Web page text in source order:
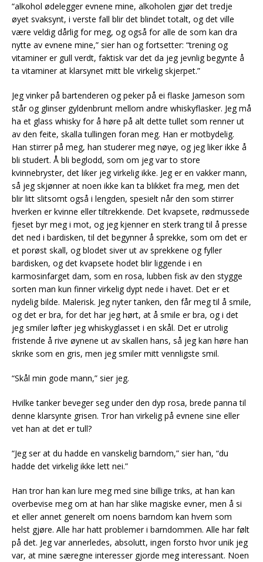
“alkohol ødelegger evnene mine, alkoholen gjør det tredje
øyet svaksynt, i verste fall blir det blindet totalt, og det ville
være veldig dårlig for meg, og også for alle de som kan dra
nytte av evnene mine,” sier han og fortsetter: “trening og
vitaminer er gull verdt, faktisk var det da jeg jevnlig begynte å
ta vitaminer at klarsynet mitt ble virkelig skjerpet.”
Jeg vinker på bartenderen og peker på ei flaske Jameson som
står og glinser gyldenbrunt mellom andre whiskyflasker. Jeg må
ha et glass whisky for å høre på alt dette tullet som renner ut
av den feite, skalla tullingen foran meg. Han er motbydelig.
Han stirrer på meg, han studerer meg nøye, og jeg liker ikke å
bli studert. Å bli beglodd, som om jeg var to store
kvinnebryster, det liker jeg virkelig ikke. Jeg er en vakker mann,
så jeg skjønner at noen ikke kan ta blikket fra meg, men det
blir litt slitsomt også i lengden, spesielt når den som stirrer
hverken er kvinne eller tiltrekkende. Det kvapsete, rødmussede
fjeset byr meg i mot, og jeg kjenner en sterk trang til å presse
det ned i bardisken, til det begynner å sprekke, som om det er
et porøst skall, og blodet siver ut av sprekkene og fyller
bardisken, og det kvapsete hodet blir liggende i en
karmosinfarget dam, som en rosa, lubben fisk av den stygge
sorten man kun finner virkelig dypt nede i havet. Det er et
nydelig bilde. Malerisk. Jeg nyter tanken, den får meg til å smile,
og det er bra, for det har jeg hørt, at å smile er bra, og i det
jeg smiler løfter jeg whiskyglasset i en skål. Det er utrolig
fristende å rive øynene ut av skallen hans, så jeg kan høre han
skrike som en gris, men jeg smiler mitt vennligste smil.
“Skål min gode mann,” sier jeg.
Hvilke tanker beveger seg under den dyp rosa, brede panna til
denne klarsynte grisen. Tror han virkelig på evnene sine eller
vet han at det er tull?
“Jeg ser at du hadde en vanskelig barndom,” sier han, “du
hadde det virkelig ikke lett nei.”
Han tror han kan lure meg med sine billige triks, at han kan
overbevise meg om at han har slike magiske evner, men å si
et eller annet generelt om noens barndom kan hvem som
helst gjøre. Alle har hatt problemer i barndommen. Alle har følt
på det. Jeg var annerledes, absolutt, ingen forsto hvor unik jeg
var, at mine særegne interesser gjorde meg interessant. Noen